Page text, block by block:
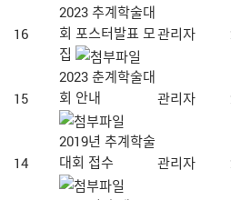
16
2023 추계학술대
회 포스터발표 모
집
관리자
15
2023 춘계학술대
회 안내
관리자
14
2019년 추계학술
대회 접수
관리자